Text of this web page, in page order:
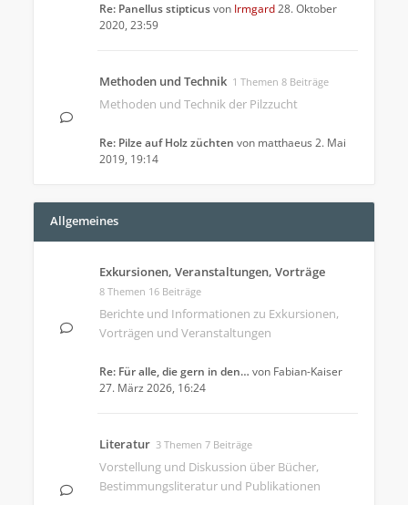
Re: Panellus stipticusvon Irmgard28. Oktober
2020, 23:59
Methoden und Technik 1 Themen 8 Beiträge
Methoden und Technik der Pilzzucht
Re: Pilze auf Holz züchten von matthaeus 2. Mai
2019, 19:14
Allgemeines
Exkursionen, Veranstaltungen, Vorträge
8 Themen 16 Beiträge
Berichte und Informationen zu Exkursionen,
Vorträgen und Veranstaltungen
Re: Für alle, die gern in den… von Fabian-Kaiser
27. März 2026, 16:24
Literatur 3 Themen 7 Beiträge
Vorstellung und Diskussion über Bücher,
Bestimmungsliteratur und Publikationen